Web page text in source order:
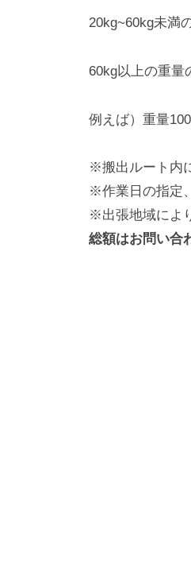
20kg~60kg未満
60kg以上の重量
例えば）重量
※搬出ルート内
※作業日の指定
※出張地域によ
総額はお問い合